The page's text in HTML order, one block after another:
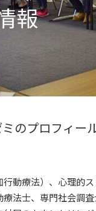
報
のプロフィー
行動療法）、心理的
療法士、専門社会調